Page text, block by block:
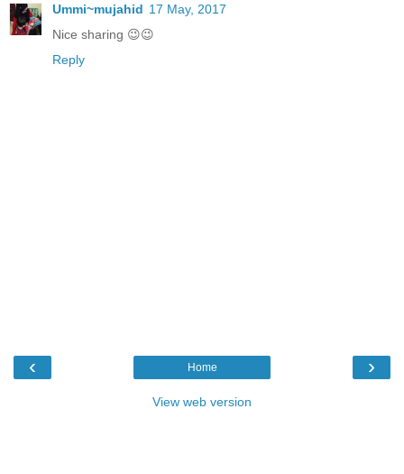
Ummi~mujahid 17 May, 2017
Nice sharing 😉😉
Reply
‹ ›
Home
View web version